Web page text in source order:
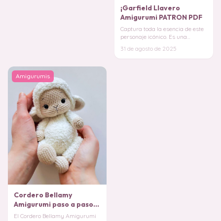
¡Garfield Llavero
Amigurumi PATRON PDF
Captura toda la esencia de este
personaje icónico. Es una
toque de humor
31 de agosto de 2025
Amigurumis
Cordero Bellamy
Amigurumi paso a paso
PATRON PDF
El Cordero Bellamy Amigurumi